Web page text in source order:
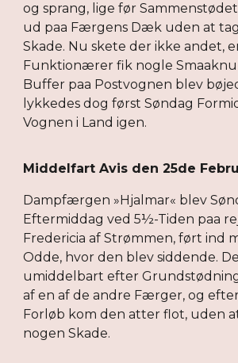
og sprang, lige før
ud paa Færgens Dæk uden at
Skade. Nu skete der ikke andet,
Funktionærer fik nogle
Buffer paa Postvognen blev
lykkedes dog først Søndag
Vognen i Land igen.
Middelfart Avis den 25de
Dampfærgen »Hjalmar« blev
Eftermiddag ved 5½-Tiden paa
Fredericia af Strømmen, ført ind
Odde, hvor den blev siddende.
umiddelbart efter
af en af de andre Færger, og
Forløb kom den atter flot, uden
nogen Skade.